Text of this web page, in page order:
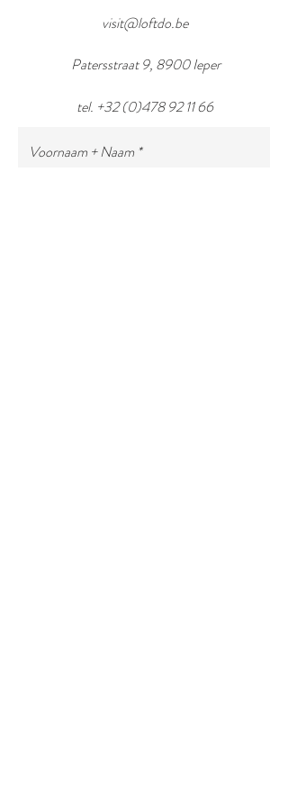
visit@loftdo.be
Patersstraat 9, 8900 Ieper
tel. +32 (0)478 92 11 66
Voornaam + Naam